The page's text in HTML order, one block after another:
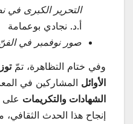
التحرير الكبرى في
أ.د. نجادي بوعمامة
صور نوفمبر في
وفي ختام التظاهرة، تمّ
الأوائل المشاركين في
الشهادات والتكريمات على
إنجاح هذا الحدث الثقافي،